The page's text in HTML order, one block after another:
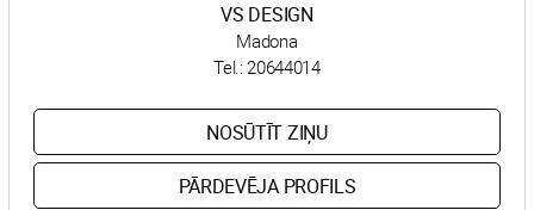
VS DESIGN
Madona
Tel.:20644014
NOSŪTĪT ZIŅU
PĀRDEVĒJA PROFILS